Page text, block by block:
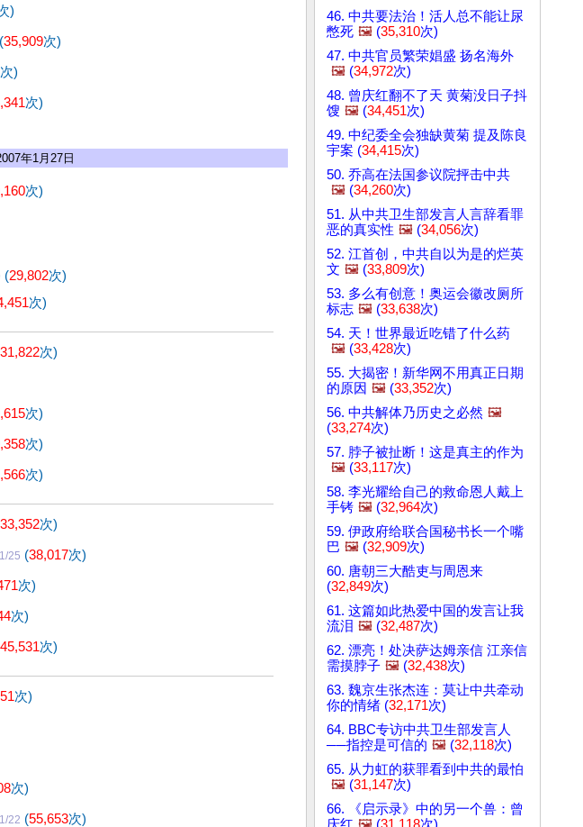
)
(35,909次)
次)
次)
年1月27日
次)
(29,802次)
次)
31,822次)
次)
次)
次)
33,352次)
25 (38,017次)
次)
次)
45,531次)
次)
次)
22 (55,653次)
46. 中共要法治！活人总不能让尿
憋死 🖼️ (35,310次)
47. 中共官员繁荣娼盛 扬名海外
🖼️ (34,972次)
48. 曾庆红翻不了天 黄菊没日子抖
馊 🖼️ (34,451次)
49. 中纪委全会独缺黄菊 提及陈良
宇案 (34,415次)
50. 乔高在法国参议院抨击中共
🖼️ (34,260次)
51. 从中共卫生部发言人言辞看罪
恶的真实性 🖼️ (34,056次)
52. 江首创，中共自以为是的烂英
文 🖼️ (33,809次)
53. 多么有创意！奥运会徽改厕所
标志 🖼️ (33,638次)
54. 天！世界最近吃错了什么药
🖼️ (33,428次)
55. 大揭密！新华网不用真正日期
的原因 🖼️ (33,352次)
56. 中共解体乃历史之必然 🖼️
(33,274次)
57. 脖子被扯断！这是真主的作为
🖼️ (33,117次)
58. 李光耀给自己的救命恩人戴上
手铐 🖼️ (32,964次)
59. 伊政府给联合国秘书长一个嘴
巴 🖼️ (32,909次)
60. 唐朝三大酷吏与周恩来
(32,849次)
61. 这篇如此热爱中国的发言让我
流泪 🖼️ (32,487次)
62. 漂亮！处决萨达姆亲信 江亲信
需摸脖子 🖼️ (32,438次)
63. 魏京生张杰连：莫让中共牵动
你的情绪 (32,171次)
64. BBC专访中共卫生部发言人
──指控是可信的 🖼️ (32,118次)
65. 从力虹的获罪看到中共的最怕
🖼️ (31,147次)
66. 《启示录》中的另一个兽：曾
庆红 🖼️ (31,118次)